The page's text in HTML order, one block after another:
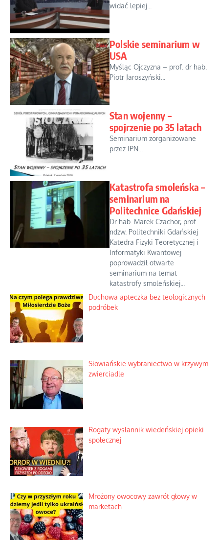
widać lepiej...
Polskie seminarium w
USA
Myśląc Ojczyzna – prof. dr hab.
Piotr Jaroszyński...
Stan wojenny –
spojrzenie po 35 latach
Seminarium zorganizowane
przez IPN...
Katastrofa smoleńska –
seminarium na
Politechnice Gdańskiej
Dr hab. Marek Czachor, prof.
ndzw. Politechniki Gdańskiej
Katedra Fizyki Teoretycznej i
Informatyki Kwantowej
poprowadził otwarte
seminarium na temat
katastrofy smoleńskiej...